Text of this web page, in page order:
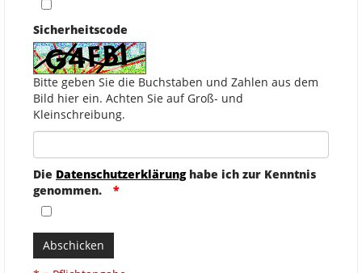
Sicherheitscode
Bitte geben Sie die Buchstaben und Zahlen aus dem
Bild hier ein. Achten Sie auf Groß- und
Kleinschreibung.
Die Datenschutzerklärunghabe ich zur Kenntnis
genommen.
Abschicken